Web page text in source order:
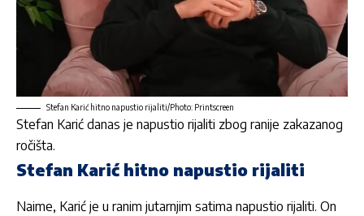
Stefan Karić hitno napustio rijaliti/Photo: Printscreen
Stefan Karić danas je napustio rijaliti zbog ranije zakazanog
ročišta.
Stefan Karić hitno napustio rijaliti
Naime, Karić je u ranim jutarnjim satima napustio rijaliti. On